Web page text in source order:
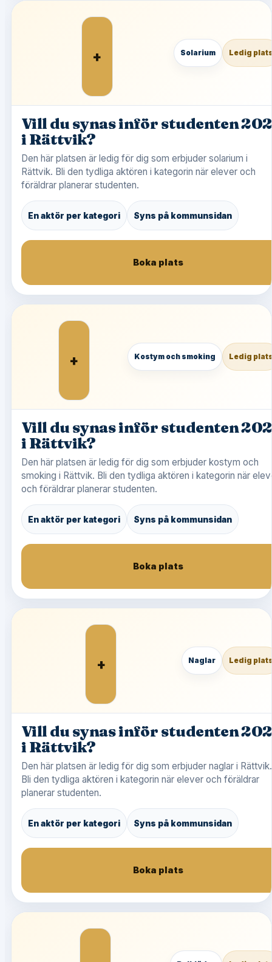
+ Solarium Ledig
Vill du synas inför studenten
i Rättvik?
Den här platsen är ledig för dig som erbjuder solarium i
Rättvik. Bli den tydliga aktören i kategorin när elever och
föräldrar planerar studenten.
En aktör per kategori Syns på kommunsidan
Boka plats
+ Kostym och smoking Ledig
Vill du synas inför studenten
i Rättvik?
Den här platsen är ledig för dig som erbjuder kostym och
smoking i Rättvik. Bli den tydliga aktören i kategorin när
och föräldrar planerar studenten.
En aktör per kategori Syns på kommunsidan
Boka plats
+ Naglar Ledig
Vill du synas inför studenten
i Rättvik?
Den här platsen är ledig för dig som erbjuder naglar i Rättvik.
Bli den tydliga aktören i kategorin när elever och föräldrar
planerar studenten.
En aktör per kategori Syns på kommunsidan
Boka plats